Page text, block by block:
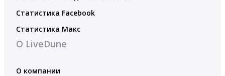
Статистика Facebook
Статистика Макс
О LiveDune
О компании